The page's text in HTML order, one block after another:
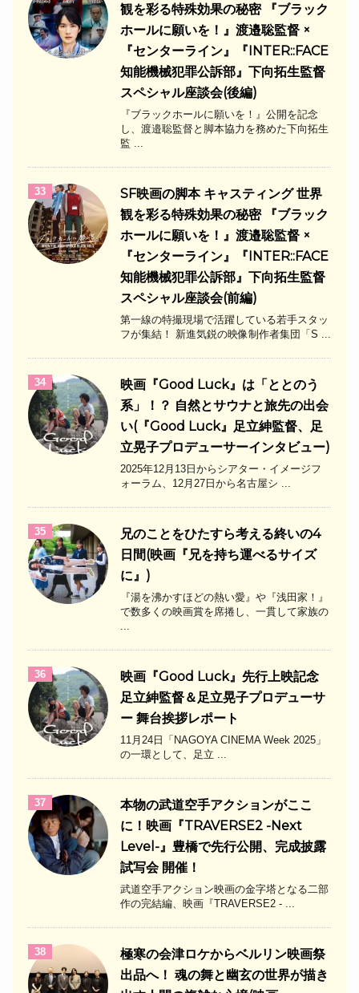
観を彩る特殊効果の秘密 『ブラック
ホールに願いを！』渡邉聡監督 ×
『センターライン』『INTER::FACE
知能機械犯罪公訴部』下向拓生監督
スペシャル座談会(後編)
『ブラックホールに願いを！』公開を記念
し、渡邉聡監督と脚本協力を務めた下向拓生
監 ...
33
SF映画の脚本 キャスティング 世界
観を彩る特殊効果の秘密 『ブラック
ホールに願いを！』渡邉聡監督 ×
『センターライン』『INTER::FACE
知能機械犯罪公訴部』下向拓生監督
スペシャル座談会(前編)
第一線の特撮現場で活躍している若手スタッ
フが集結！ 新進気鋭の映像制作者集団「S ...
34
映画『Good Luck』は「ととのう
系」！？ 自然とサウナと旅先の出会
い(『Good Luck』足立紳監督、足
立晃子プロデューサーインタビュー)
2025年12月13日からシアター・イメージフ
ォーラム、12月27日から名古屋シ ...
35
兄のことをひたすら考える終いの4
日間(映画『兄を持ち運べるサイズ
に』)
『湯を沸かすほどの熱い愛』や『浅田家！』
で数多くの映画賞を席捲し、一貫して家族の
36
映画『Good Luck』先行上映記念
足立紳監督＆足立晃子プロデューサ
ー 舞台挨拶レポート
11月24日「NAGOYA CINEMA Week 2025」
の一環として、足立 ...
37
本物の武道空手アクションがここ
に！映画『TRAVERSE2 -Next
Level-』豊橋で先行公開、完成披露
試写会 開催！
武道空手アクション映画の金字塔となる二部
作の完結編、映画『TRAVERSE2 - ...
38
極寒の会津ロケからベルリン映画祭
出品へ！ 魂の舞と幽玄の世界が描き